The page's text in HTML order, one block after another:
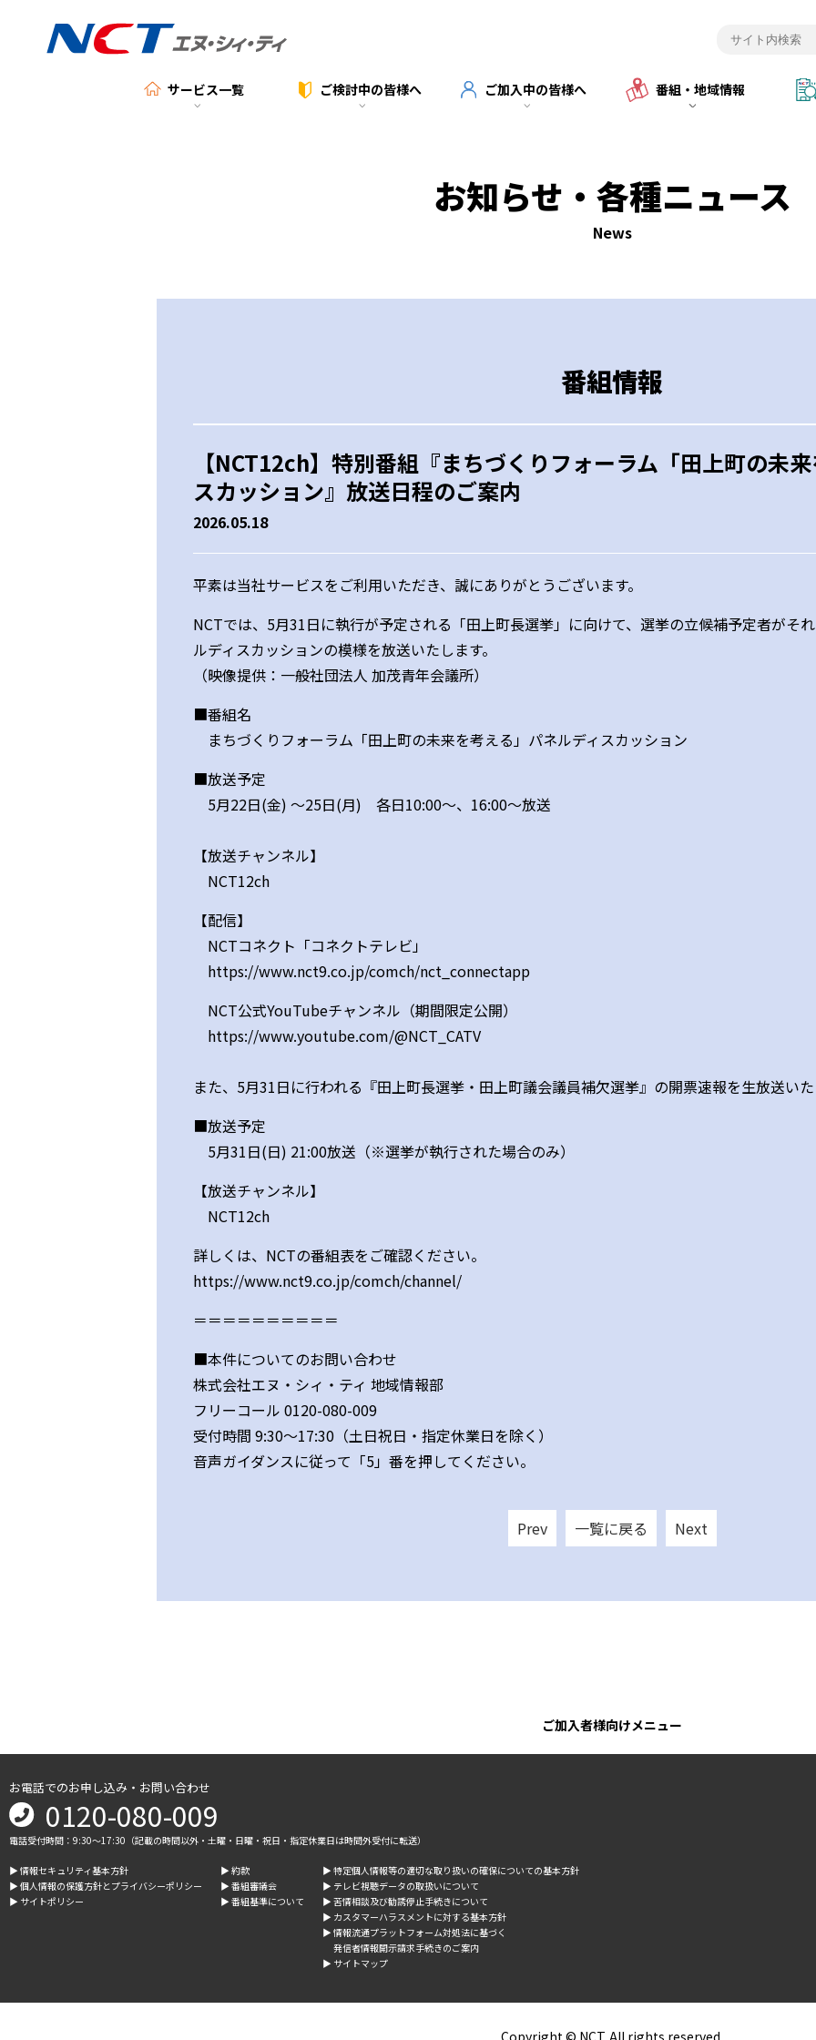
サービス一覧 ご検討中の皆様へ ご加入中の皆様へ 番組・地域情報
お知らせ・各種ニュース
News
番組情報
【NCT12ch】特別番組『まちづくりフォーラム「田上町の未
スカッション』放送日程のご案内
2026.05.18
平素は当社サービスをご利用いただき、誠にありがとうございます。
NCTでは、5月31日に執行が予定される「田上町長選挙」に向けて、選挙の立候補予定者がそ
ルディスカッションの模様を放送いたします。
（映像提供：一般社団法人 加茂青年会議所）
■番組名
まちづくりフォーラム「田上町の未来を考える」パネルディスカッション
■放送予定
5月22日(金) ～25日(月) 各日10:00～、16:00～放送
【放送チャンネル】
NCT12ch
【配信】
NCTコネクト「コネクトテレビ」
https://www.nct9.co.jp/comch/nct_connectapp
NCT公式YouTubeチャンネル（期間限定公開）
https://www.youtube.com/@NCT_CATV
また、5月31日に行われる『田上町長選挙・田上町議会議員補欠選挙』の開票速報を生放送い
■放送予定
5月31日(日) 21:00放送（※選挙が執行された場合のみ）
【放送チャンネル】
NCT12ch
詳しくは、NCTの番組表をご確認ください。
https://www.nct9.co.jp/comch/channel/
＝＝＝＝＝＝＝＝＝＝
■本件についてのお問い合わせ
株式会社エヌ・シィ・ティ 地域情報部
フリーコール 0120-080-009
受付時間 9:30～17:30（土日祝日・指定休業日を除く）
音声ガイダンスに従って「5」番を押してください。
Prev 一覧に戻る Next
ご加入者様向けメニュー
お電話でのお申し込み・お問い合わせ
0120-080-009
電話受付時間：9:30～17:30（記載の時間以外・土曜・日曜・祝日・指定休業日は時間外受付に転送）
▶︎ 情報セキュリティ基本方針
▶︎ 個人情報の保護方針とプライバシーポリシー
▶︎ サイトポリシー
▶︎ 約款
▶︎ 番組審議会
▶︎ 番組基準について
▶︎ 特定個人情報等の適切な取り扱いの確保についての基本方針
▶︎ テレビ視聴データの取扱いについて
▶︎ 苦情相談及び勧誘停止手続きについて
▶︎ カスタマーハラスメントに対する基本方針
▶︎ 情報流通プラットフォーム対処法に基づく
発信者情報開示請求手続きのご案内
▶︎ サイトマップ
Copyright © NCT. All rights reserved.